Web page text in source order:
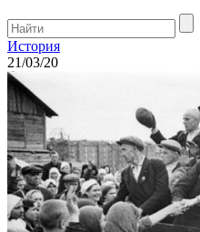
История
21/03/20